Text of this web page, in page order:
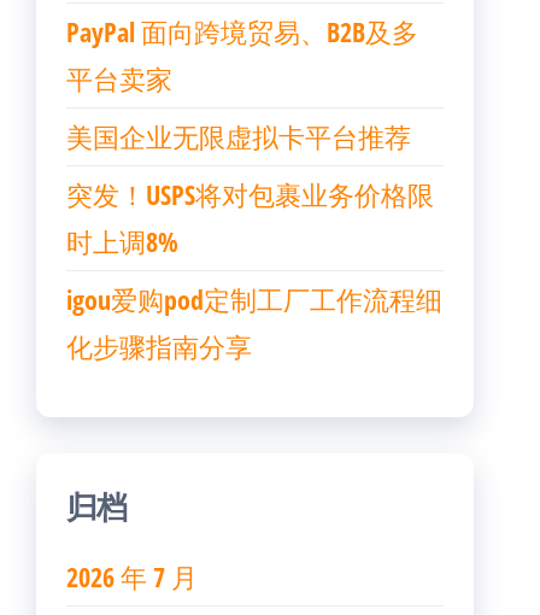
PayPal 面向跨境贸易、B2B及多
平台卖家
美国企业无限虚拟卡平台推荐
突发！USPS将对包裹业务价格限
时上调8%
igou爱购pod定制工厂工作流程细
化步骤指南分享
归档
2026 年 7 月